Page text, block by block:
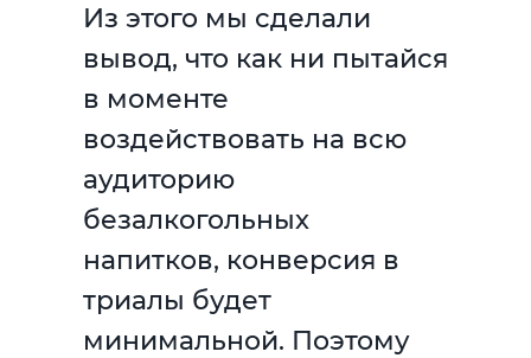
Из этого мы сделали
вывод, что как ни пытайся
в моменте
воздействовать на всю
аудиторию
безалкогольных
напитков, конверсия в
триалы будет
минимальной. Поэтому